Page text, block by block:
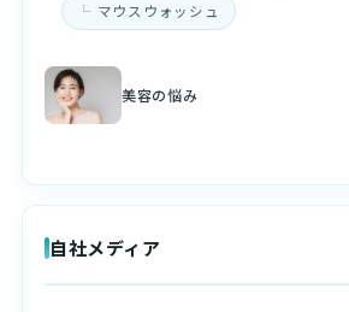
マウスウォッシュ
美容の悩み
自社メディア